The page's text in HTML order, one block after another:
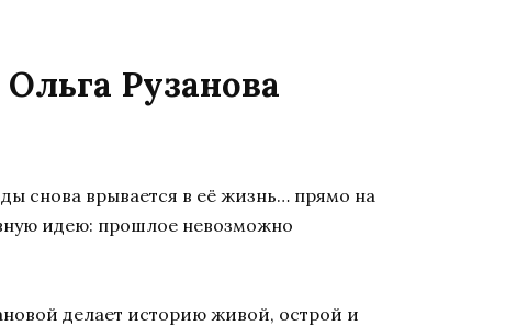
Рузанова
снова врывается в её жизнь… прямо на
идею: прошлое невозможно
делает историю живой, острой и